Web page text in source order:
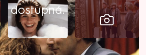
dostupná.